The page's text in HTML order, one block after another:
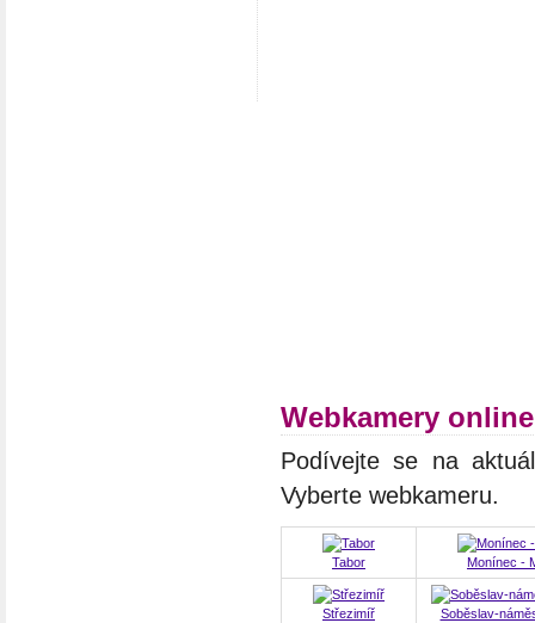
Webkamery
Podívejte se na
Vyberte webkameru.
Tabor Monínec -
Střezimíř Soběslav-